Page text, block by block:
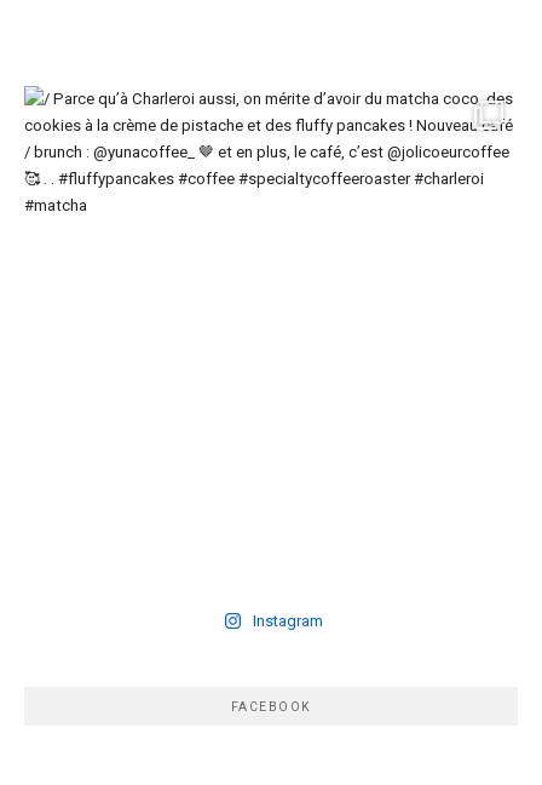
Instagram
FACEBOOK